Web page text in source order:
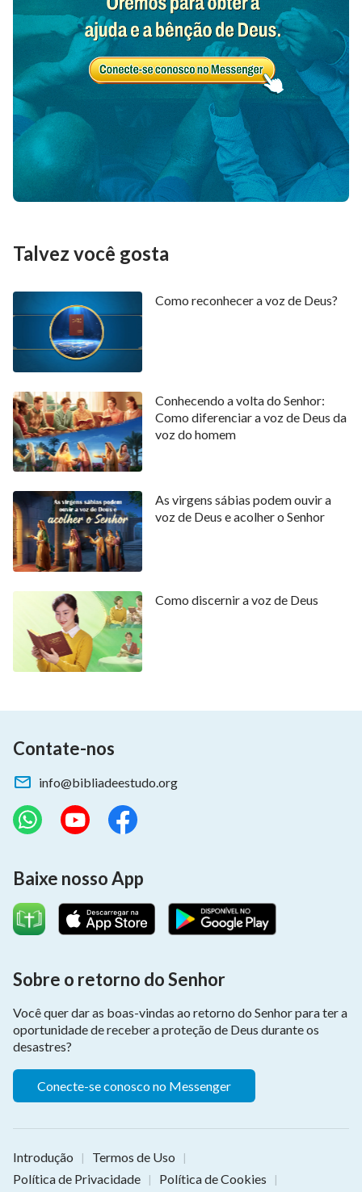
Talvez você gosta
Como reconhecer a voz de Deus?
Conhecendo a volta do Senhor:
Como diferenciar a voz de Deus da
voz do homem
As virgens sábias podem ouvir a
voz de Deus e acolher o Senhor
Como discernir a voz de Deus
Contate-nos
info@bibliadeestudo.org
Baixe nosso App
Sobre o retorno do Senhor
Você quer dar as boas-vindas ao retorno do Senhor para ter a
oportunidade de receber a proteção de Deus durante os
desastres?
Conecte-se conosco no Messenger
Introdução | Termos de Uso |
Política de Privacidade | Política de Cookies |